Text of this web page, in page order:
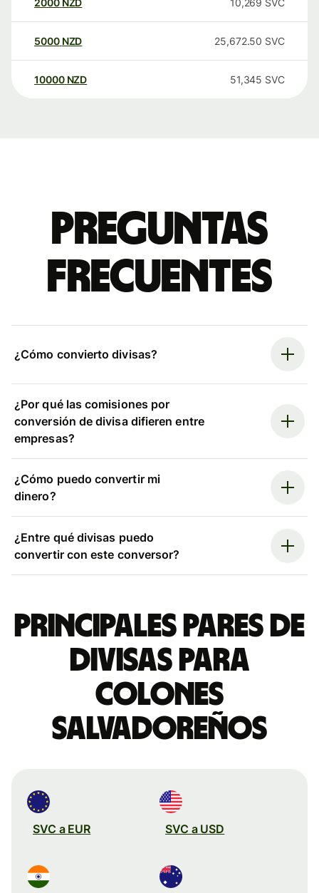
2000 NZD 10,269 SVC
5000 NZD 25,672.50 SVC
10000 NZD 51,345 SVC
Preguntas
frecuentes
¿Cómo convierto divisas?
¿Por qué las comisiones por
conversión de divisa difieren entre
empresas?
¿Cómo puedo convertir mi
dinero?
¿Entre qué divisas puedo
convertir con este conversor?
Principales pares de
divisas para
colones
salvadoreños
SVC a EUR SVC a USD